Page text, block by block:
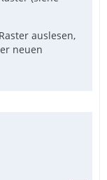
auslesen,
neuen